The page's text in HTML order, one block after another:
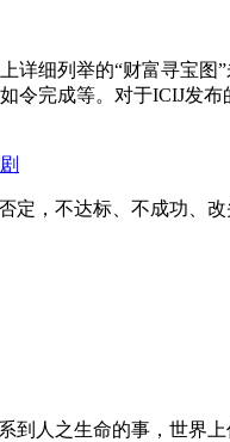
详细列举的“财富寻宝
令完成等。对于ICIJ发
定，不达标、不成功、
到人之生命的事，世界